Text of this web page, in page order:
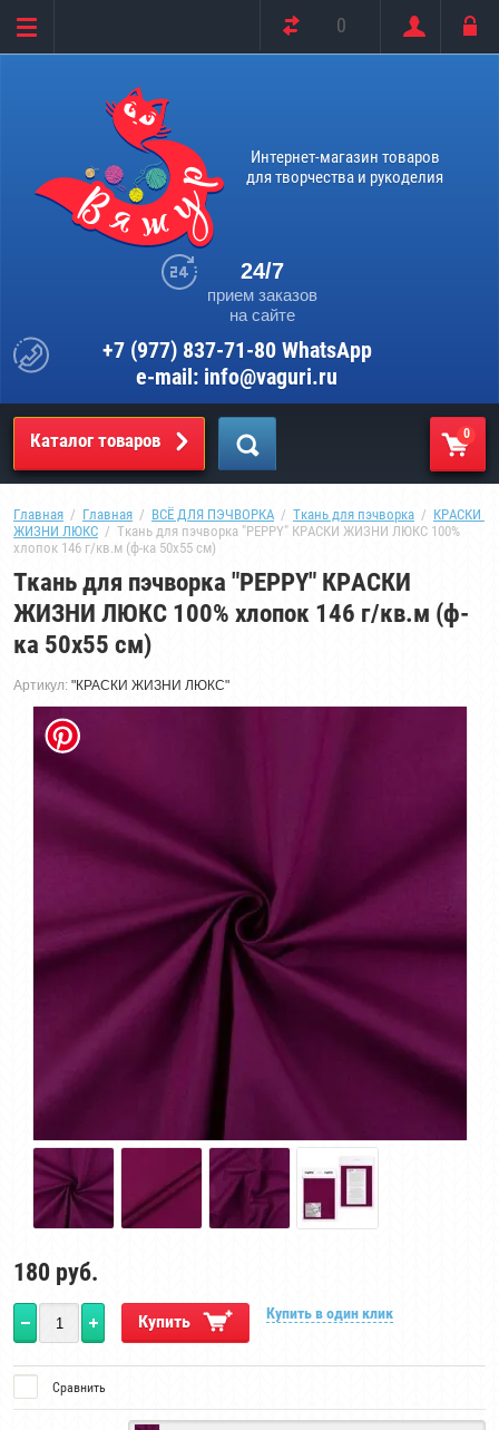
0
Интернет-магазин товаров
для творчества и рукоделия
24/7
прием заказов
на сайте
+7 (977) 837-71-80 WhatsApp
e-mail: info@vaguri.ru
Каталог товаров 0
Главная
  /
Главная
  /
ВСЁ ДЛЯ ПЭЧВОРКА
  /
Ткань для пэчворка
  /
КРАСКИ
ЖИЗНИ ЛЮКС
  /  Ткань для пэчворка "PEPPY" КРАСКИ ЖИЗНИ ЛЮКС 100%
хлопок 146 г/кв.м (ф-ка 50x55 см)
Ткань для пэчворка "PEPPY" КРАСКИ
ЖИЗНИ ЛЮКС 100% хлопок 146 г/кв.м (ф-
ка 50x55 см)
Артикул: "КРАСКИ ЖИЗНИ ЛЮКС"
180 руб.
Купить Купить в один клик
Сравнить